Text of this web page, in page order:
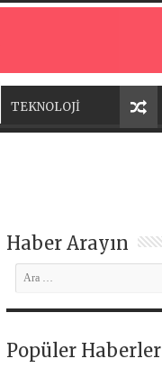
TEKNOLOJİ
Haber Arayın
Popüler Haberler